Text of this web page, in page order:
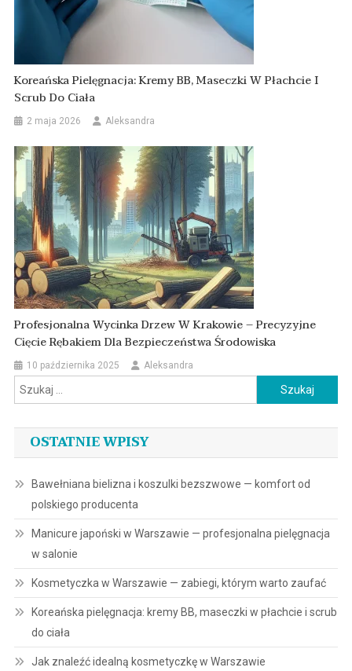
Koreańska Pielęgnacja: Kremy BB, Maseczki W Płachcie I
Scrub Do Ciała
2 maja 2026 Aleksandra
Profesjonalna Wycinka Drzew W Krakowie – Precyzyjne
Cięcie Rębakiem Dla Bezpieczeństwa Środowiska
10 października 2025 Aleksandra
Szukaj:
OSTATNIE WPISY
Bawełniana bielizna i koszulki bezszwowe — komfort od
polskiego producenta
Manicure japoński w Warszawie — profesjonalna pielęgnacja
w salonie
Kosmetyczka w Warszawie — zabiegi, którym warto zaufać
Koreańska pielęgnacja: kremy BB, maseczki w płachcie i scrub
do ciała
Jak znaleźć idealną kosmetyczkę w Warszawie